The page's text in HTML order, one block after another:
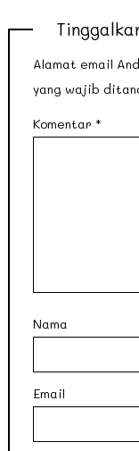
Alamat email
yang wajib
Komentar *
Nama
Email